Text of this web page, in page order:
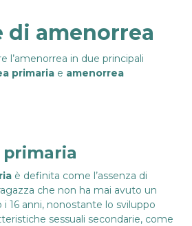
di amenorrea
l’amenorrea in due principali
primaria e amenorrea
è definita come l’assenza di
che non ha mai avuto un
16 anni, nonostante lo sviluppo
sessuali secondarie, come